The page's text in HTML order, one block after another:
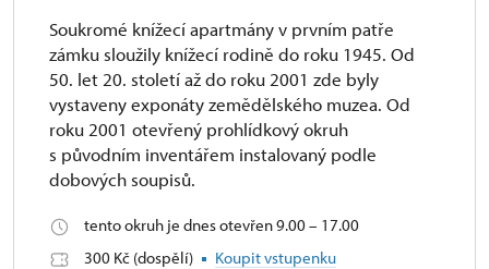
Soukromé knížecí apartmány v prvním patře
zámku sloužily knížecí rodině do roku 1945. Od
50. let 20. století až do roku 2001 zde byly
vystaveny exponáty zemědělského muzea. Od
roku 2001 otevřený prohlídkový okruh
s původním inventářem instalovaný podle
dobových soupisů.
tento okruh je dnes otevřen 9.00 – 17.00
300 Kč (dospělí)
Koupit vstupenku